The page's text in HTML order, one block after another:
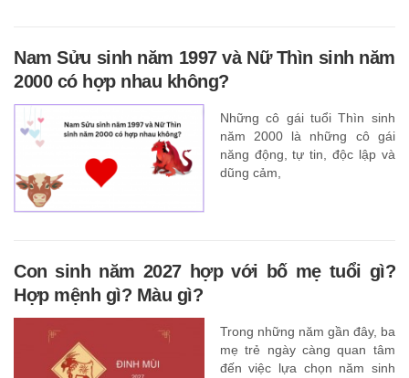
Nam Sửu sinh năm 1997 và Nữ Thìn sinh năm
2000 có hợp nhau không?
Những cô gái tuổi Thìn sinh
năm 2000 là những cô gái
năng động, tự tin, độc lập và
dũng cảm,
Con sinh năm 2027 hợp với bố mẹ tuổi gì?
Hợp mệnh gì? Màu gì?
Trong những năm gần đây, ba
mẹ trẻ ngày càng quan tâm
đến việc lựa chọn năm sinh